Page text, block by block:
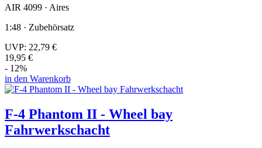
AIR 4099 · Aires
1:48 · Zubehörsatz
UVP: 22,79 €
19,95 €
- 12%
in den Warenkorb
F-4 Phantom II - Wheel bay
Fahrwerkschacht